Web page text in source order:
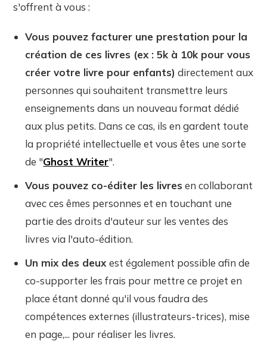
s'offrent à vous :
Vous pouvez facturer une prestation pour la
création de ces livres (ex : 5k à 10k pour vous
créer votre livre pour enfants) directement aux
personnes qui souhaitent transmettre leurs
enseignements dans un nouveau format dédié
aux plus petits. Dans ce cas, ils en gardent toute
la propriété intellectuelle et vous êtes une sorte
de "Ghost Writer".
Vous pouvez co-éditer les livres en collaborant
avec ces êmes personnes et en touchant une
partie des droits d'auteur sur les ventes des
livres via l'auto-édition.
Un mix des deuxest également possible afin de
co-supporter les frais pour mettre ce projet en
place étant donné qu'il vous faudra des
compétences externes (illustrateurs-trices), mise
en page,... pour réaliser les livres.